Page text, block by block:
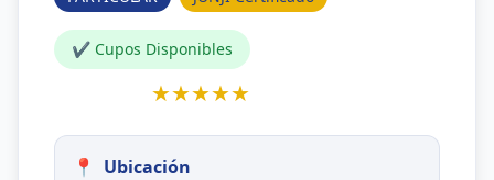
✔ Cupos Disponibles
★★★★★
📍
Ubicación